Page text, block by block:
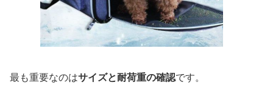
最も重要なのはサイズと耐荷重の確認です。